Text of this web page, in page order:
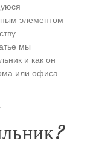
элементом
мы
и как он
или офиса.